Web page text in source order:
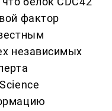
фактор
независимых